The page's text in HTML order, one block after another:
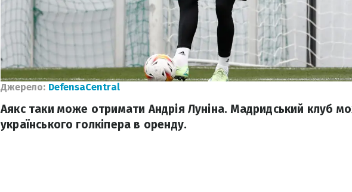
Джерело: DefensaCentral
Аякс таки може отримати Андрія Луніна. Мадридський клуб
українського голкіпера в оренду.